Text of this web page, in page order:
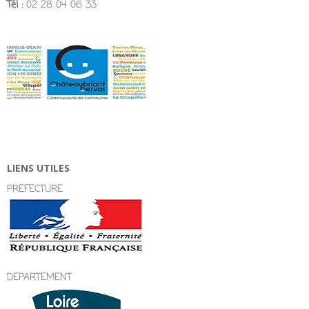
Tél :02 28 04 06 33
LIENS UTILES
PREFECTURE
DEPARTEMENT